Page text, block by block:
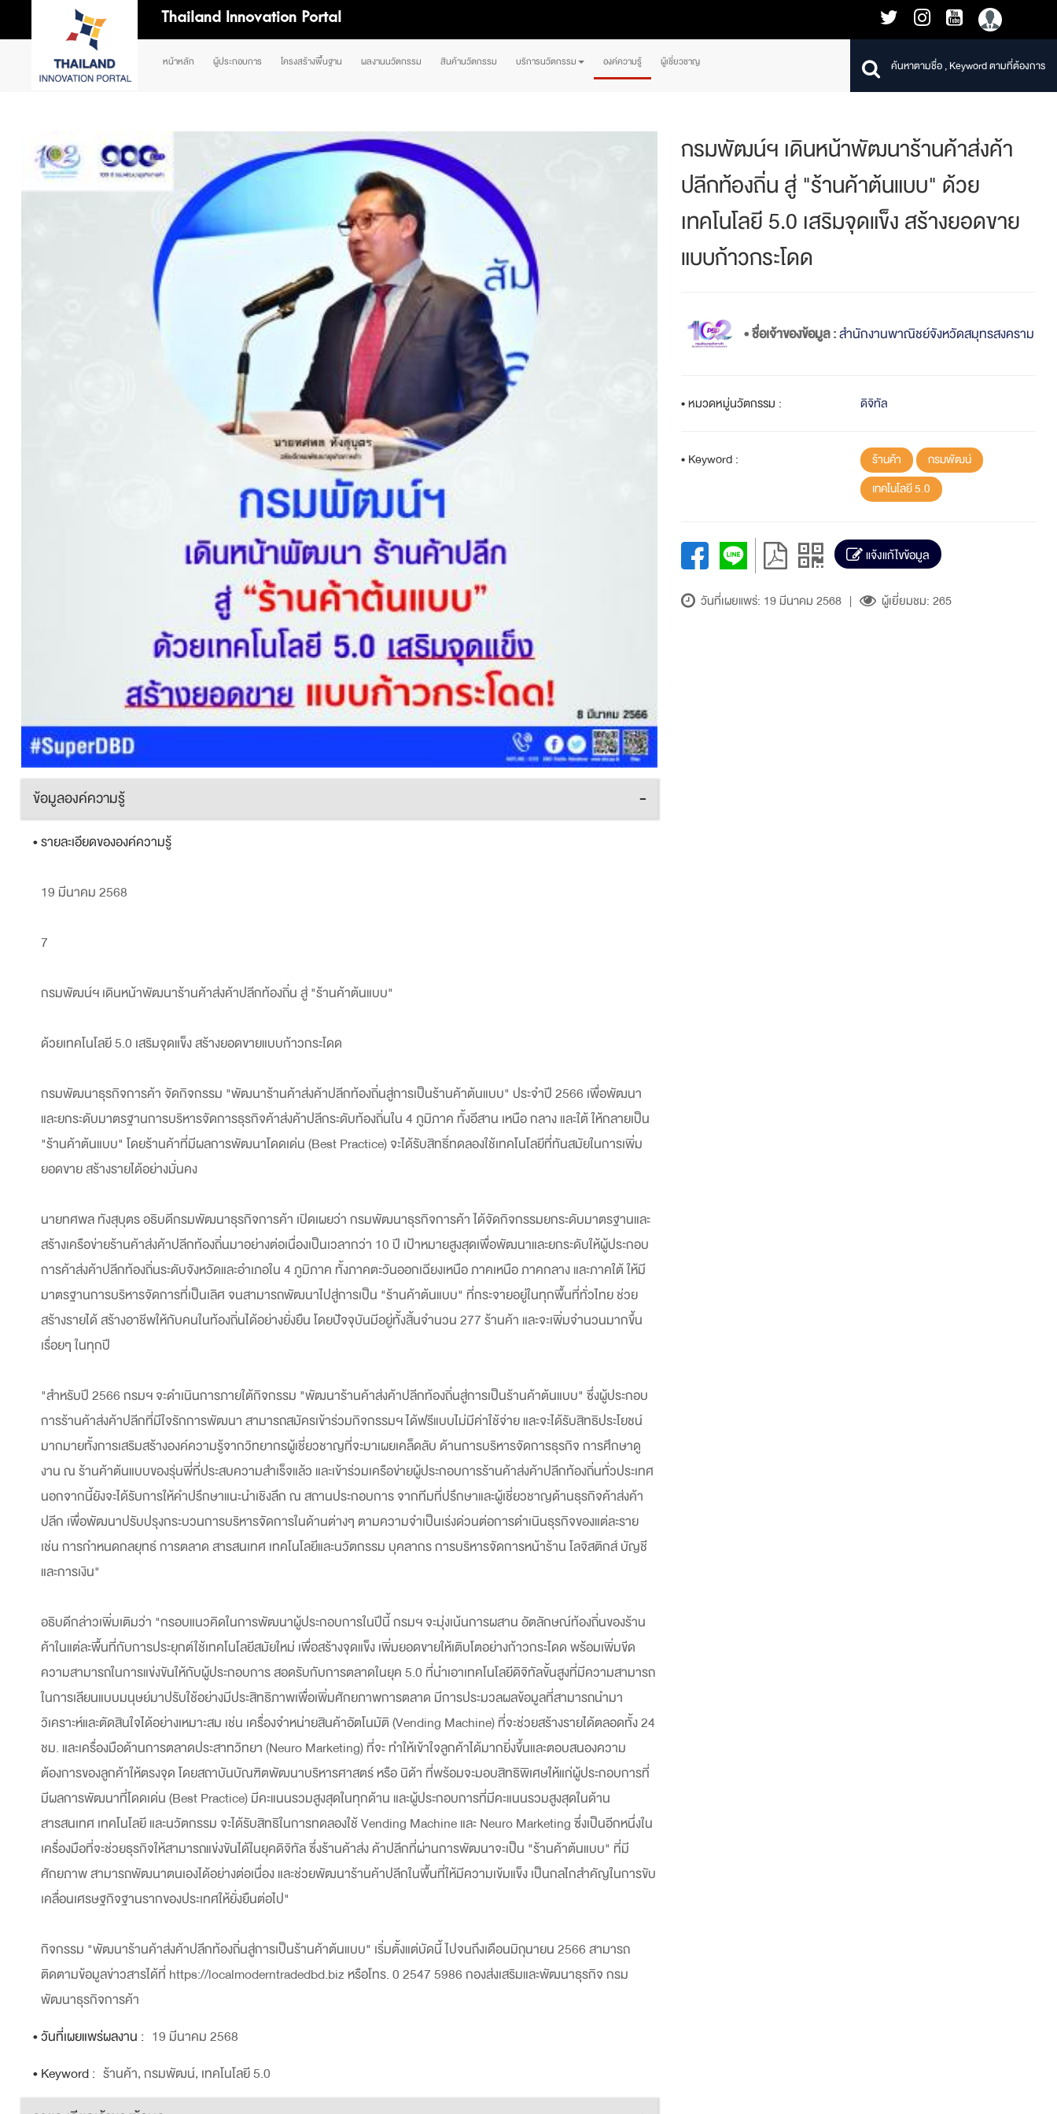
Thailand Innovation Portal
หน้าหลัก ผู้ประกอบการ โครงสร้างพื้นฐาน ผลงานนวัตกรรม สินค้านวัตกรรม บริการนวัตกรรม องค์ความรู้ ผู้เชี่ยวชาญ
ข้อมูลองค์ความรู้ -
• รายละเอียดขององค์ความรู้
19 มีนาคม 2568
7
กรมพัฒน์ฯ เดินหน้าพัฒนาร้านค้าส่งค้าปลีกท้องถิ่น สู่ "ร้านค้าต้นแบบ"
ด้วยเทคโนโลยี 5.0 เสริมจุดแข็ง สร้างยอดขายแบบก้าวกระโดด
กรมพัฒนาธุรกิจการค้า จัดกิจกรรม "พัฒนาร้านค้าส่งค้าปลีกท้องถิ่นสู่การเป็นร้านค้าต้นแบบ" ประจำปี 2566 เพื่อพัฒนา
และยกระดับมาตรฐานการบริหารจัดการธุรกิจค้าส่งค้าปลีกระดับท้องถิ่นใน 4 ภูมิภาค ทั้งอีสาน เหนือ กลาง และใต้ ให้กลายเป็น
"ร้านค้าต้นแบบ" โดยร้านค้าที่มีผลการพัฒนาโดดเด่น (Best Practice) จะได้รับสิทธิ์ทดลองใช้เทคโนโลยีที่ทันสมัยในการเพิ่ม
ยอดขาย สร้างรายได้อย่างมั่นคง
นายทศพล ทังสุบุตร อธิบดีกรมพัฒนาธุรกิจการค้า เปิดเผยว่า กรมพัฒนาธุรกิจการค้า ได้จัดกิจกรรมยกระดับมาตรฐานและ
สร้างเครือข่ายร้านค้าส่งค้าปลีกท้องถิ่นมาอย่างต่อเนื่องเป็นเวลากว่า 10 ปี เป้าหมายสูงสุดเพื่อพัฒนาและยกระดับให้ผู้ประกอบ
การค้าส่งค้าปลีกท้องถิ่นระดับจังหวัดและอำเภอใน 4 ภูมิภาค ทั้งภาคตะวันออกเฉียงเหนือ ภาคเหนือ ภาคกลาง และภาคใต้ ให้มี
มาตรฐานการบริหารจัดการที่เป็นเลิศ จนสามารถพัฒนาไปสู่การเป็น "ร้านค้าต้นแบบ" ที่กระจายอยู่ในทุกพื้นที่ทั่วไทย ช่วย
สร้างรายได้ สร้างอาชีพให้กับคนในท้องถิ่นได้อย่างยั่งยืน โดยปัจจุบันมีอยู่ทั้งสิ้นจำนวน 277 ร้านค้า และจะเพิ่มจำนวนมากขึ้น
เรื่อยๆ ในทุกปี
"สำหรับปี 2566 กรมฯ จะดำเนินการภายใต้กิจกรรม "พัฒนาร้านค้าส่งค้าปลีกท้องถิ่นสู่การเป็นร้านค้าต้นแบบ" ซึ่งผู้ประกอบ
การร้านค้าส่งค้าปลีกที่มีใจรักการพัฒนา สามารถสมัครเข้าร่วมกิจกรรมฯ ได้ฟรีแบบไม่มีค่าใช้จ่าย และจะได้รับสิทธิประโยชน์
มากมายทั้งการเสริมสร้างองค์ความรู้จากวิทยากรผู้เชี่ยวชาญที่จะมาเผยเคล็ดลับ ด้านการบริหารจัดการธุรกิจ การศึกษาดู
งาน ณ ร้านค้าต้นแบบของรุ่นพี่ที่ประสบความสำเร็จแล้ว และเข้าร่วมเครือข่ายผู้ประกอบการร้านค้าส่งค้าปลีกท้องถิ่นทั่วประเทศ
นอกจากนี้ยังจะได้รับการให้คำปรึกษาแนะนำเชิงลึก ณ สถานประกอบการ จากทีมที่ปรึกษาและผู้เชี่ยวชาญด้านธุรกิจค้าส่งค้า
ปลีก เพื่อพัฒนาปรับปรุงกระบวนการบริหารจัดการในด้านต่างๆ ตามความจำเป็นเร่งด่วนต่อการดำเนินธุรกิจของแต่ละราย
เช่น การกำหนดกลยุทธ์ การตลาด สารสนเทศ เทคโนโลยีและนวัตกรรม บุคลากร การบริหารจัดการหน้าร้าน โลจิสติกส์ บัญชี
และการเงิน"
อธิบดีกล่าวเพิ่มเติมว่า "กรอบแนวคิดในการพัฒนาผู้ประกอบการในปีนี้ กรมฯ จะมุ่งเน้นการผสาน อัตลักษณ์ท้องถิ่นของร้าน
ค้าในแต่ละพื้นที่กับการประยุกต์ใช้เทคโนโลยีสมัยใหม่ เพื่อสร้างจุดแข็ง เพิ่มยอดขายให้เติบโตอย่างก้าวกระโดด พร้อมเพิ่มขีด
ความสามารถในการแข่งขันให้กับผู้ประกอบการ สอดรับกับการตลาดในยุค 5.0 ที่นำเอาเทคโนโลยีดิจิทัลขั้นสูงที่มีความสามารถ
ในการเลียนแบบมนุษย์มาปรับใช้อย่างมีประสิทธิภาพเพื่อเพิ่มศักยภาพการตลาด มีการประมวลผลข้อมูลที่สามารถนำมา
วิเคราะห์และตัดสินใจได้อย่างเหมาะสม เช่น เครื่องจำหน่ายสินค้าอัตโนมัติ (Vending Machine) ที่จะช่วยสร้างรายได้ตลอดทั้ง 24
ชม. และเครื่องมือด้านการตลาดประสาทวิทยา (Neuro Marketing) ที่จะ ทำให้เข้าใจลูกค้าได้มากยิ่งขึ้นและตอบสนองความ
ต้องการของลูกค้าให้ตรงจุด โดยสถาบันบัณฑิตพัฒนาบริหารศาสตร์ หรือ นิด้า ที่พร้อมจะมอบสิทธิพิเศษให้แก่ผู้ประกอบการที่
มีผลการพัฒนาที่โดดเด่น (Best Practice) มีคะแนนรวมสูงสุดในทุกด้าน และผู้ประกอบการที่มีคะแนนรวมสูงสุดในด้าน
สารสนเทศ เทคโนโลยี และนวัตกรรม จะได้รับสิทธิในการทดลองใช้ Vending Machine และ Neuro Marketing ซึ่งเป็นอีกหนึ่งใน
เครื่องมือที่จะช่วยธุรกิจให้สามารถแข่งขันได้ในยุคดิจิทัล ซึ่งร้านค้าส่ง ค้าปลีกที่ผ่านการพัฒนาจะเป็น "ร้านค้าต้นแบบ" ที่มี
ศักยภาพ สามารถพัฒนาตนเองได้อย่างต่อเนื่อง และช่วยพัฒนาร้านค้าปลีกในพื้นที่ให้มีความเข้มแข็ง เป็นกลไกสำคัญในการขับ
เคลื่อนเศรษฐกิจฐานรากของประเทศให้ยั่งยืนต่อไป"
กิจกรรม "พัฒนาร้านค้าส่งค้าปลีกท้องถิ่นสู่การเป็นร้านค้าต้นแบบ" เริ่มตั้งแต่บัดนี้ ไปจนถึงเดือนมิถุนายน 2566 สามารถ
ติดตามข้อมูลข่าวสารได้ที่ https://localmoderntradedbd.biz หรือโทร. 0 2547 5986 กองส่งเสริมและพัฒนาธุรกิจ กรม
พัฒนาธุรกิจการค้า
• วันที่เผยแพร่ผลงาน : 19 มีนาคม 2568
• Keyword : ร้านค้า, กรมพัฒน์, เทคโนโลยี 5.0
กรมพัฒน์ฯ เดินหน้าพัฒนาร้านค้าส่งค้า
ปลีกท้องถิ่น สู่ "ร้านค้าต้นแบบ" ด้วย
เทคโนโลยี 5.0 เสริมจุดแข็ง สร้างยอดขาย
แบบก้าวกระโดด
• ชื่อเจ้าของข้อมูล :สำนักงานพาณิชย์จังหวัดสมุทรสงคราม
• หมวดหมู่นวัตกรรม : ดิจิทัล
• Keyword : ร้านค้า
กรมพัฒน์
เทคโนโลยี 5.0
แจ้งแก้ไขข้อมูล
วันที่เผยแพร่: 19 มีนาคม 2568 | ผู้เยี่ยมชม: 265